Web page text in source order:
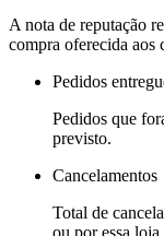
A nota de reputação
compra oferecida aos
Pedidos
Pedidos que
previsto.
Cancelamentos
Total de
ou por essa